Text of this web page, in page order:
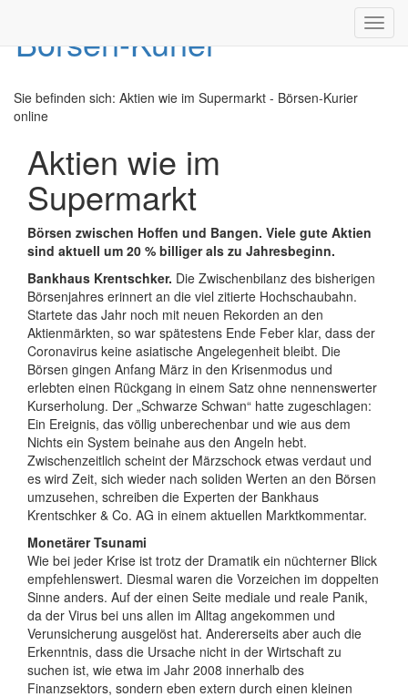
Sie befinden sich: Aktien wie im Supermarkt - Börsen-Kurier
online
Aktien wie im
Supermarkt
Börsen zwischen Hoffen und Bangen. Viele gute Aktien
sind aktuell um 20 % billiger als zu Jahresbeginn.
Bankhaus Krentschker. Die Zwischenbilanz des bisherigen
Börsenjahres erinnert an die viel zitierte Hochschaubahn.
Startete das Jahr noch mit neuen Rekorden an den
Aktienmärkten, so war spätestens Ende Feber klar, dass der
Coronavirus keine asiatische Angelegenheit bleibt. Die
Börsen gingen Anfang März in den Krisenmodus und
erlebten einen Rückgang in einem Satz ohne nennenswerter
Kurserholung. Der „Schwarze Schwan“ hatte zugeschlagen:
Ein Ereignis, das völlig unberechenbar und wie aus dem
Nichts ein System beinahe aus den Angeln hebt.
Zwischenzeitlich scheint der Märzschock etwas verdaut und
es wird Zeit, sich wieder nach soliden Werten an den Börsen
umzusehen, schreiben die Experten der Bankhaus
Krentschker & Co. AG in einem aktuellen Marktkommentar.
Monetärer Tsunami
Wie bei jeder Krise ist trotz der Dramatik ein nüchterner Blick
empfehlenswert. Diesmal waren die Vorzeichen im doppelten
Sinne anders. Auf der einen Seite mediale und reale Panik,
da der Virus bei uns allen im Alltag angekommen und
Verunsicherung ausgelöst hat. Andererseits aber auch die
Erkenntnis, dass die Ursache nicht in der Wirtschaft zu
suchen ist, wie etwa im Jahr 2008 innerhalb des
Finanzsektors, sondern eben extern durch einen kleinen